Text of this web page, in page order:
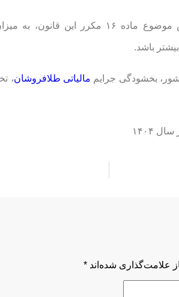
باشد.
بخشودگی جرایم مالیاتی طلافروشان
علامت‌گذاری شده‌اند *